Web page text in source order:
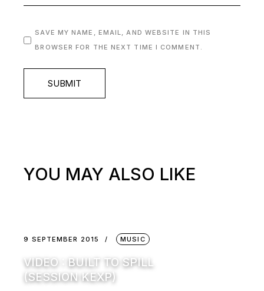
SAVE MY NAME, EMAIL, AND WEBSITE IN THIS
BROWSER FOR THE NEXT TIME I COMMENT.
SUBMIT
YOU MAY ALSO LIKE
9 SEPTEMBER 2015 MUSIC
VIDEO : BUILT TO SPILL
(SESSION KEXP)